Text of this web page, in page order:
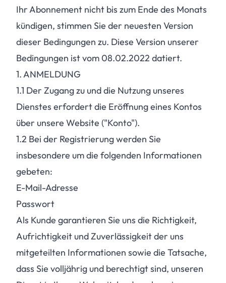
Ihr Abonnement nicht bis zum Ende des Monats
kündigen, stimmen Sie der neuesten Version
dieser Bedingungen zu. Diese Version unserer
Bedingungen ist vom 08.02.2022 datiert.
1. ANMELDUNG
1.1 Der Zugang zu und die Nutzung unseres
Dienstes erfordert die Eröffnung eines Kontos
über unsere Website ("Konto").
1.2 Bei der Registrierung werden Sie
insbesondere um die folgenden Informationen
gebeten:
E-Mail-Adresse
Passwort
Als Kunde garantieren Sie uns die Richtigkeit,
Aufrichtigkeit und Zuverlässigkeit der uns
mitgeteilten Informationen sowie die Tatsache,
dass Sie volljährig und berechtigt sind, unseren